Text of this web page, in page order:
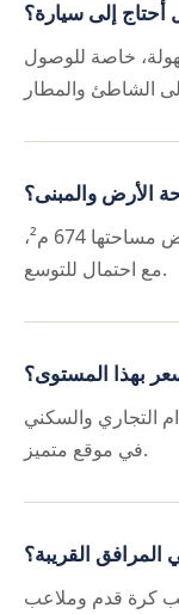
أحتاج إلى سيارة؟
خاصة للوصول
الأرض والمبنى؟
مساحة المبنى 300 م² تقع على قطعة أرض مساحتها 674 م²،
مع احتمال للتوسع.
بهذا المستوى؟
التجاري والسكني
في موقع متميز.
المرافق القريبة؟
كرة قدم وملاعب